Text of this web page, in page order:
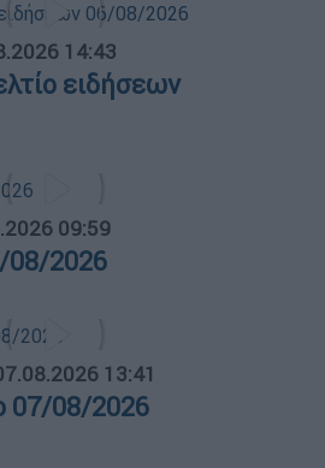
14:43
ειδήσεων
09:59
08/2026
13:41
07/08/2026